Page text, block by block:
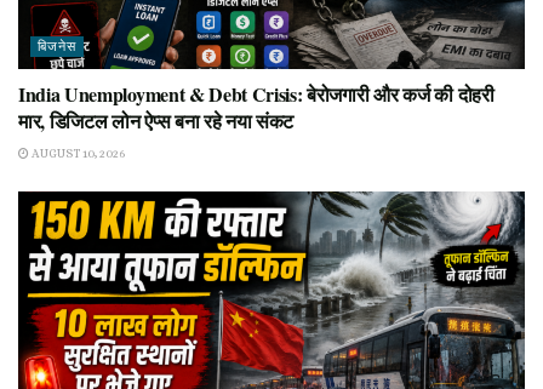
बिजनेस
India Unemployment & Debt Crisis: बेरोजगारी और कर्ज की दोहरी
मार, डिजिटल लोन ऐप्स बना रहे नया संकट
AUGUST 10, 2026